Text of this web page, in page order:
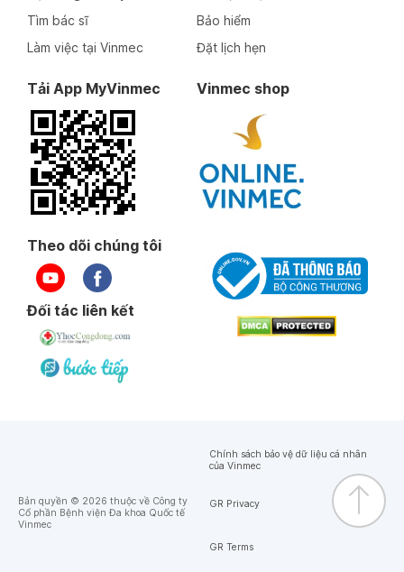
Tìm bác sĩ
Làm việc tại Vinmec
Bảo hiểm
Đặt lịch hẹn
Tải App MyVinmec Vinmec shop
Theo dõi chúng tôi
Đối tác liên kết
Bản quyền © 2026 thuộc về Công ty
Cổ phần Bệnh viện Đa khoa Quốc tế
Vinmec
Chính sách bảo vệ dữ liệu cá nhân
của Vinmec
GR Privacy
GR Terms